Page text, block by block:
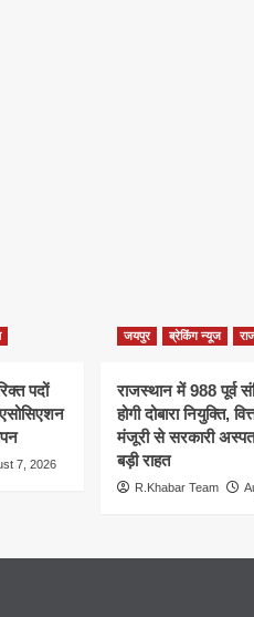
पदों
7, 2026
जयपुर ब्रेकिंग न्यूज
राजस्थान में 988 पूर्व
होगी दोबारा नियुक्ति,
मंजूरी से सरकारी
बड़ी राहत
R.Khabar Team